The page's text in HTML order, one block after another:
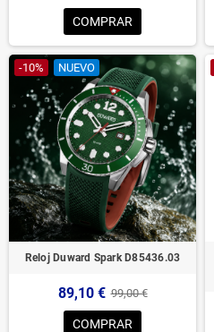
COMPRAR
-10% NUEVO
Reloj Duward Spark D85436.03
89,10 € 99,00 €
COMPRAR